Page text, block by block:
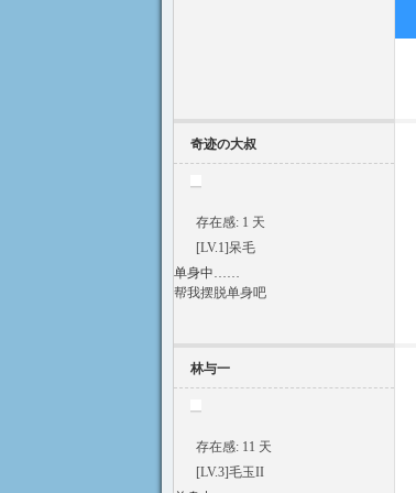
官
奇迹の大叔
存在感: 1 天
[LV.1]呆毛
单身中……
帮我摆脱单身吧
林与一
存在感: 11 天
[LV.3]毛玉II